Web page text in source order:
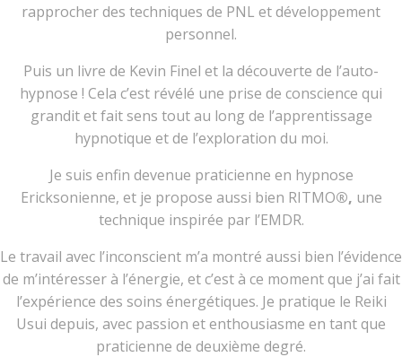
rapprocher des techniques de PNL et développement
personnel.
Puis un livre de Kevin Finel et la découverte de l’auto-
hypnose ! Cela c’est révélé une prise de conscience qui
grandit et fait sens tout au long de l’apprentissage
hypnotique et de l’exploration du moi.
Je suis enfin devenue praticienne en hypnose
Ericksonienne, et je propose aussi bien RITMO®, une
technique inspirée par l’EMDR.
Le travail avec l’inconscient m’a montré aussi bien l’évidence
de m’intéresser à l’énergie, et c’est à ce moment que j’ai fait
l’expérience des soins énergétiques. Je pratique le Reiki
Usui depuis, avec passion et enthousiasme en tant que
praticienne de deuxième degré.